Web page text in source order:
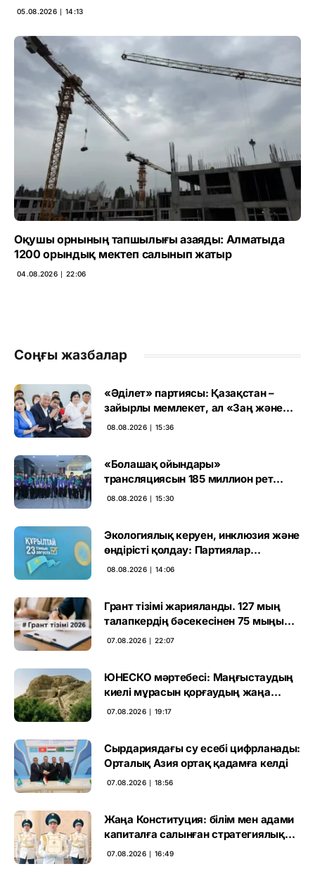
05.08.2026 ∣ 14:13
Оқушы орнының тапшылығы азаяды: Алматыда
1200 орындық мектеп салынып жатыр
04.08.2026 ∣ 22:06
Соңғы жазбалар
«Әділет» партиясы: Қазақстан –
зайырлы мемлекет, ал «Заң және
тәртіп» қағидаты баршаға міндетті
08.08.2026 ∣ 15:36
«Болашақ ойындары»
трансляциясын 185 миллион рет
көрген
08.08.2026 ∣ 15:30
Экологиялық керуен, инклюзия және
өндірісті қолдау: Партиялар
өңірлерде қандай мәселе көтерді
08.08.2026 ∣ 14:06
Грант тізімі жарияланды. 127 мың
талапкердің бәсекесінен 75 мыңы
өтті
07.08.2026 ∣ 22:07
ЮНЕСКО мәртебесі: Маңғыстаудың
киелі мұрасын қорғаудың жаңа
кезеңі басталды
07.08.2026 ∣ 19:17
Сырдариядағы су есебі цифрланады:
Орталық Азия ортақ қадамға келді
07.08.2026 ∣ 18:56
Жаңа Конституция: білім мен адами
капиталға салынған стратегиялық
негіз
07.08.2026 ∣ 16:49